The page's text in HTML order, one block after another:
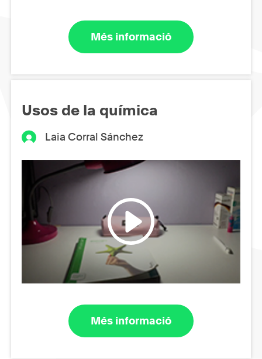
Més informació
Usos de la química
Laia Corral Sánchez
Més informació